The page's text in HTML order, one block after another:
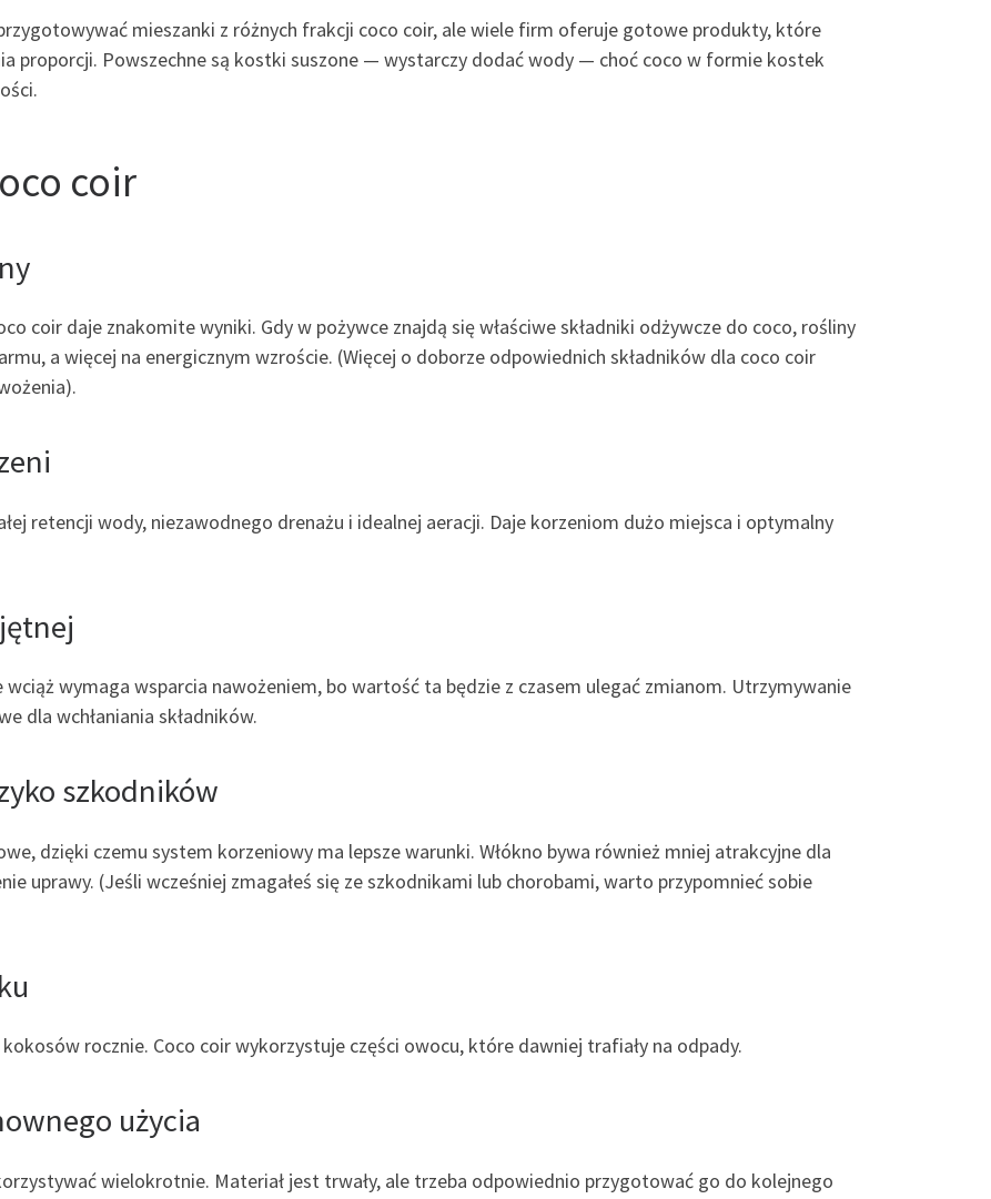
mieszanki z różnych frakcji coco coir, ale wiele firm oferuje gotowe produkty, które
proporcji. Powszechne są kostki suszone — wystarczy dodać wody — choć coco w formie kostek
coir
coir daje znakomite wyniki. Gdy w pożywce znajdą się właściwe składniki odżywcze do coco, rośliny
a więcej na energicznym wzroście. (Więcej o doborze odpowiednich składników dla coco coir
retencji wody, niezawodnego drenażu i idealnej aeracji. Daje korzeniom dużo miejsca i optymalny
wciąż wymaga wsparcia nawożeniem, bo wartość ta będzie z czasem ulegać zmianom. Utrzymywanie
dla wchłaniania składników.
szkodników
dzięki czemu system korzeniowy ma lepsze warunki. Włókno bywa również mniej atrakcyjne dla
uprawy. (Jeśli wcześniej zmagałeś się ze szkodnikami lub chorobami, warto przypomnieć sobie
rocznie. Coco coir wykorzystuje części owocu, które dawniej trafiały na odpady.
użycia
wielokrotnie. Materiał jest trwały, ale trzeba odpowiednio przygotować go do kolejnego